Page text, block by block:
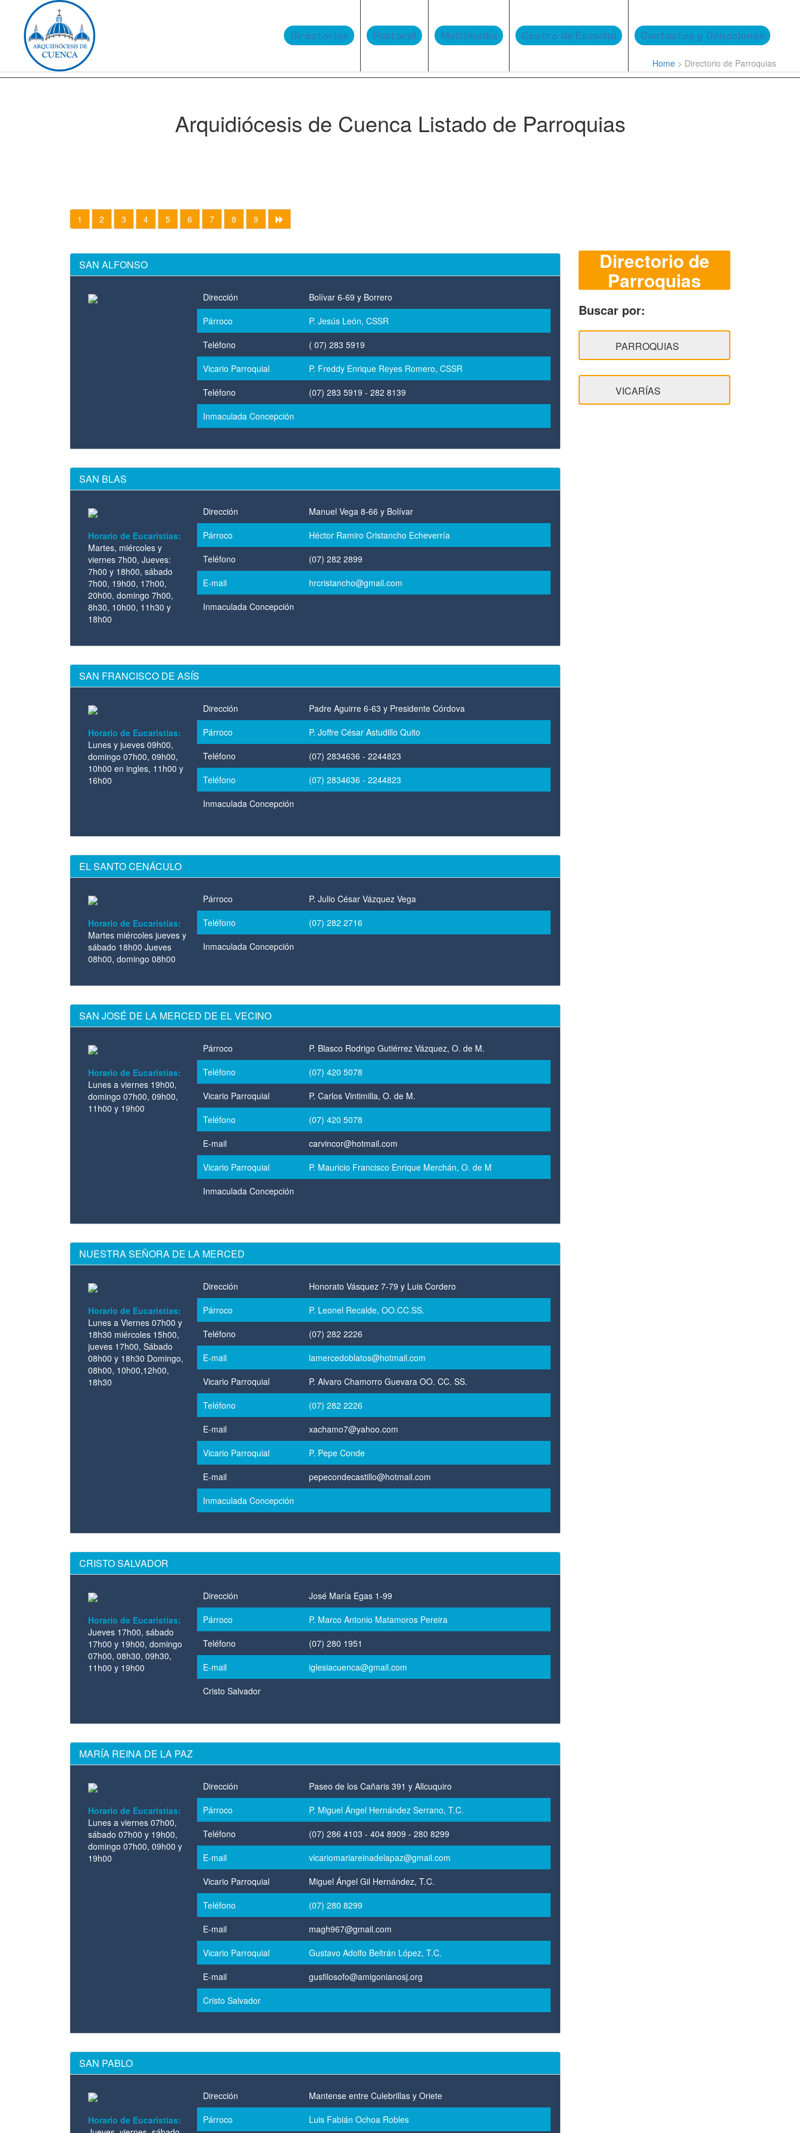
Directorios Pastoral Multimedia Centro de Escucha Contactos y Donaciones
Home > Directorio de Parroquias
Arquidiócesis de Cuenca Listado de Parroquias
1 2 3 4 5 6 7 8 9
SAN ALFONSO
Dirección
Bolívar 6-69 y Borrero
Párroco
P. Jesús León, CSSR
Teléfono
( 07) 283 5919
Vicario Parroquial
P. Freddy Enrique Reyes Romero, CSSR
Teléfono
(07) 283 5919 - 282 8139
Inmaculada Concepción
SAN BLAS
Horario de Eucaristías:
Martes, miércoles y
viernes 7h00, Jueves:
7h00 y 18h00, sábado
7h00, 19h00, 17h00,
20h00, domingo 7h00,
8h30, 10h00, 11h30 y
18h00
Dirección
Manuel Vega 8-66 y Bolívar
Párroco
Héctor Ramiro Cristancho Echeverría
Teléfono
(07) 282 2899
E-mail
hrcristancho@gmail.com
Inmaculada Concepción
SAN FRANCISCO DE ASÍS
Horario de Eucaristías:
Lunes y jueves 09h00,
domingo 07h00, 09h00,
10h00 en ingles, 11h00 y
16h00
Dirección
Padre Aguirre 6-63 y Presidente Córdova
Párroco
P. Joffre César Astudillo Quito
Teléfono
(07) 2834636 - 2244823
Teléfono
(07) 2834636 - 2244823
Inmaculada Concepción
EL SANTO CENÁCULO
Horario de Eucaristías:
Martes miércoles jueves y
sábado 18h00 Jueves
08h00, domingo 08h00
Párroco
P. Julio César Vázquez Vega
Teléfono
(07) 282 2716
Inmaculada Concepción
SAN JOSÉ DE LA MERCED DE EL VECINO
Horario de Eucaristías:
Lunes a viernes 19h00,
domingo 07h00, 09h00,
11h00 y 19h00
Párroco
P. Blasco Rodrigo Gutiérrez Vázquez, O. de M.
Teléfono
(07) 420 5078
Vicario Parroquial
P. Carlos Vintimilla, O. de M.
Teléfono
(07) 420 5078
E-mail
carvincor@hotmail.com
Vicario Parroquial
P. Mauricio Francisco Enrique Merchán, O. de M
Inmaculada Concepción
NUESTRA SEÑORA DE LA MERCED
Horario de Eucaristías:
Lunes a Viernes 07h00 y
18h30 miércoles 15h00,
jueves 17h00, Sábado
08h00 y 18h30 Domingo,
08h00, 10h00,12h00,
18h30
Dirección
Honorato Vásquez 7-79 y Luis Cordero
Párroco
P. Leonel Recalde, OO.CC.SS.
Teléfono
(07) 282 2226
E-mail
lamercedoblatos@hotmail.com
Vicario Parroquial
P. Alvaro Chamorro Guevara OO. CC. SS.
Teléfono
(07) 282 2226
E-mail
xachamo7@yahoo.com
Vicario Parroquial
P. Pepe Conde
E-mail
pepecondecastillo@hotmail.com
Inmaculada Concepción
CRISTO SALVADOR
Horario de Eucaristías:
Jueves 17h00, sábado
17h00 y 19h00, domingo
07h00, 08h30, 09h30,
11h00 y 19h00
Dirección
José María Egas 1-99
Párroco
P. Marco Antonio Matamoros Pereira
Teléfono
(07) 280 1951
E-mail
iglesiacuenca@gmail.com
Cristo Salvador
MARÍA REINA DE LA PAZ
Horario de Eucaristías:
Lunes a viernes 07h00,
sábado 07h00 y 19h00,
domingo 07h00, 09h00 y
19h00
Dirección
Paseo de los Cañaris 391 y Allcuquiro
Párroco
P. Miguel Ángel Hernández Serrano, T.C.
Teléfono
(07) 286 4103 - 404 8909 - 280 8299
E-mail
vicariomariareinadelapaz@gmail.com
Vicario Parroquial
Miguel Ángel Gil Hernández, T.C.
Teléfono
(07) 280 8299
E-mail
magh967@gmail.com
Vicario Parroquial
Gustavo Adolfo Beltrán López, T.C.
E-mail
gusfilosofo@amigonianosj.org
Cristo Salvador
SAN PABLO
Horario de Eucaristías:
Dirección
Mantense entre Culebrillas y Oriete
Párroco
Luis Fabián Ochoa Robles
Directorio de
Parroquias
Buscar por: